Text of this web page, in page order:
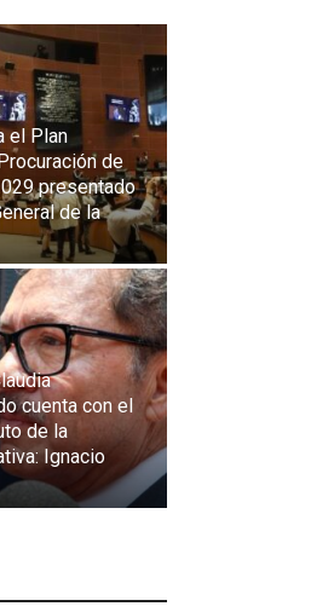
el Plan
de
presentado
de la
cuenta con el
de la
Ignacio